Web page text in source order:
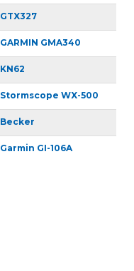
GTX327
GARMIN GMA340
KN62
Stormscope WX-500
Becker
Garmin GI-106A